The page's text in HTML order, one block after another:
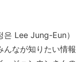
Lee Jung-Eun）
んなが知りたい情報